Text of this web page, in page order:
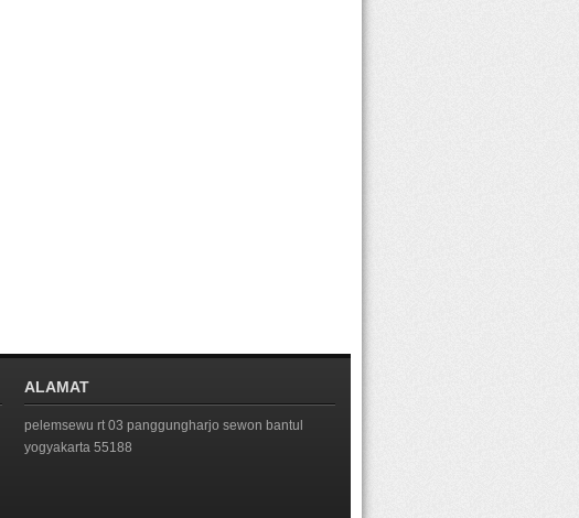
ALAMAT
pelemsewu rt 03 panggungharjo sewon bantul
yogyakarta 55188